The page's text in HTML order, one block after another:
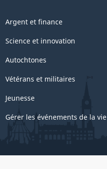
Argent et finance
Science et innovation
Autochtones
Vétérans et militaires
Jeunesse
Gérer les événements de la vie